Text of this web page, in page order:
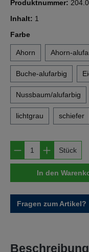
Produktnummer:
Inhalt: 1
Farbeauswählen
Ahorn Ahorn-
Buche-alufarbig
Nussbaum/alufarbig
lichtgrau schiefer
Produkt Stück
In den
Fragen zum Artikel?
Beschreibung